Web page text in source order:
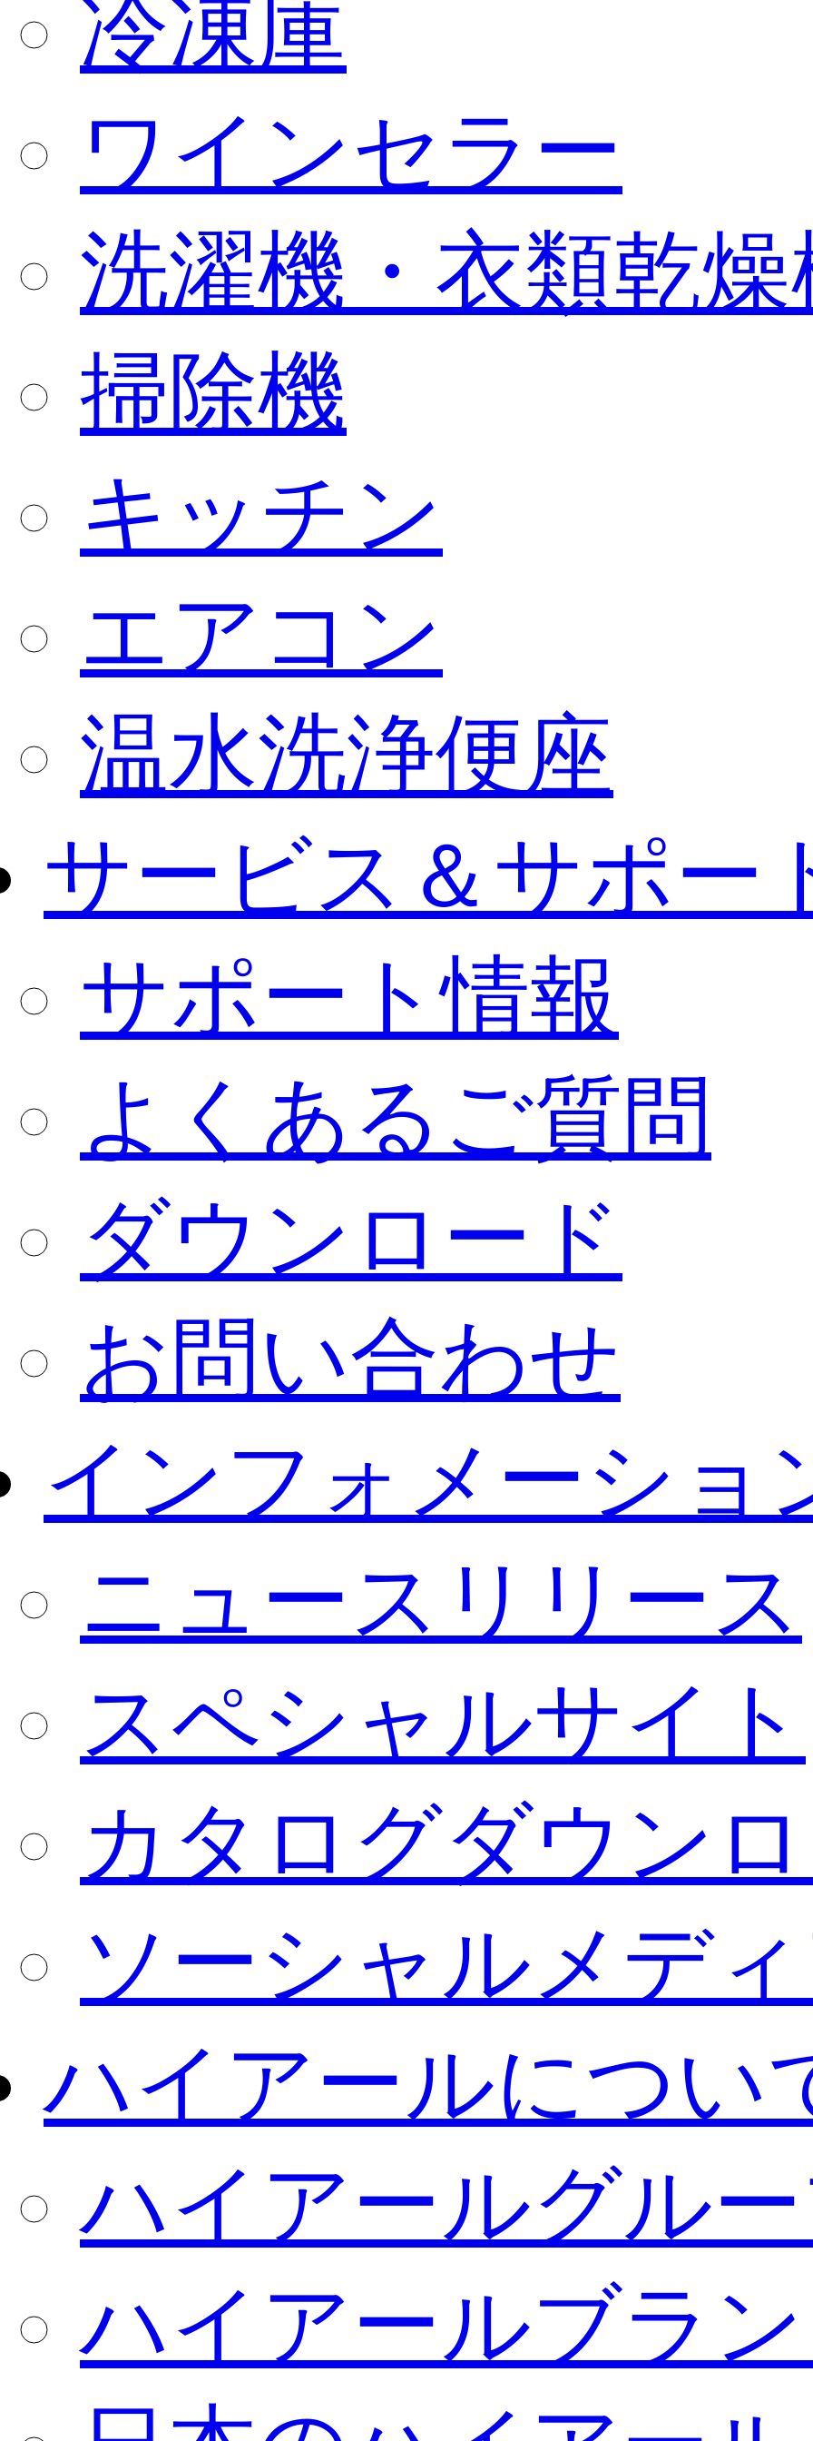
冷凍庫
ワインセラー
洗濯機・衣類乾燥
掃除機
キッチン
エアコン
温水洗浄便座
サービス＆サポー
サポート情報
よくあるご質問
ダウンロード
お問い合わせ
インフォメーショ
ニュースリリース
スペシャルサイト
カタログダウン
ソーシャルメデ
ハイアールについ
ハイアールグル
ハイアールブラ